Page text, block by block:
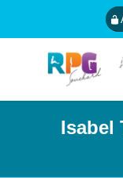
Isabel